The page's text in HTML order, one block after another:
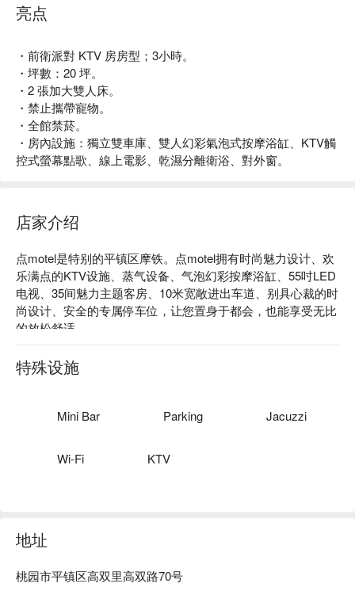
亮点
・前衛派對 KTV 房房型；3小時。
・坪數：20 坪。
・2 張加大雙人床。
・禁止攜帶寵物。
・全館禁菸。
・房內設施：獨立雙車庫、雙人幻彩氣泡式按摩浴缸、KTV觸
控式螢幕點歌、線上電影、乾濕分離衛浴、對外窗。
店家介绍
点motel是特别的平镇区摩铁。点motel拥有时尚魅力设计、欢
乐满点的KTV设施、蒸气设备、气泡幻彩按摩浴缸、55吋LED
电视、35间魅力主题客房、10米宽敞进出车道、别具心裁的时
尚设计、安全的专属停车位，让您置身于都会，也能享受无比
的放松舒适。
点motel评价：Google 4.0 星好评推荐
点motel推荐：从中坜交流道下仅 4 分钟车程即可抵达。馆内
不仅有一般客房，更有电竞房和 KTV 房，提供给您不一样的
点motel优惠、点motel住宿方案、点motel休息方案立刻查看⬇︎
特殊设施
Mini Bar Parking Jacuzzi
Wi-Fi KTV
地址
桃园市平镇区高双里高双路70号